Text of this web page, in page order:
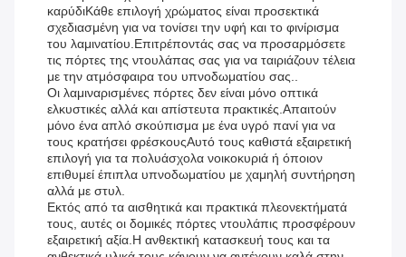
καρύδιΚάθε επιλογή χρώματος είναι προσεκτικά
σχεδιασμένη για να τονίσει την υφή και το φινίρισμα
του λαμινατίου.Επιτρέποντάς σας να προσαρμόσετε
τις πόρτες της ντουλάπας σας για να ταιριάζουν τέλεια
με την ατμόσφαιρα του υπνοδωματίου σας..
Οι λαμιναρισμένες πόρτες δεν είναι μόνο οπτικά
ελκυστικές αλλά και απίστευτα πρακτικές.Απαιτούν
μόνο ένα απλό σκούπισμα με ένα υγρό πανί για να
τους κρατήσει φρέσκουςΑυτό τους καθιστά εξαιρετική
επιλογή για τα πολυάσχολα νοικοκυριά ή όποιον
επιθυμεί έπιπλα υπνοδωματίου με χαμηλή συντήρηση
αλλά με στυλ.
Εκτός από τα αισθητικά και πρακτικά πλεονεκτήματά
τους, αυτές οι δομικές πόρτες ντουλάπις προσφέρουν
εξαιρετική αξία.Η ανθεκτική κατασκευή τους και τα